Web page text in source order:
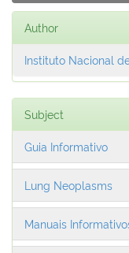
Author
Instituto Nacional de
Subject
Guia Informativo
Lung Neoplasms
Manuais